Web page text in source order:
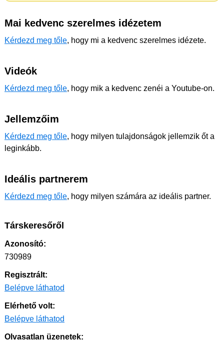
Mai kedvenc szerelmes idézetem
Kérdezd meg tőle, hogy mi a kedvenc szerelmes idézete.
Videók
Kérdezd meg tőle, hogy mik a kedvenc zenéi a Youtube-on.
Jellemzőim
Kérdezd meg tőle, hogy milyen tulajdonságok jellemzik őt a
leginkább.
Ideális partnerem
Kérdezd meg tőle, hogy milyen számára az ideális partner.
Társkeresőről
Azonosító:
730989
Regisztrált:
Belépve láthatod
Elérhető volt:
Belépve láthatod
Olvasatlan üzenetek: